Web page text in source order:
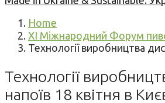
Home
XI Міжнародний Форум
Технології виробництва
Технології
напоїв 18 квітня в